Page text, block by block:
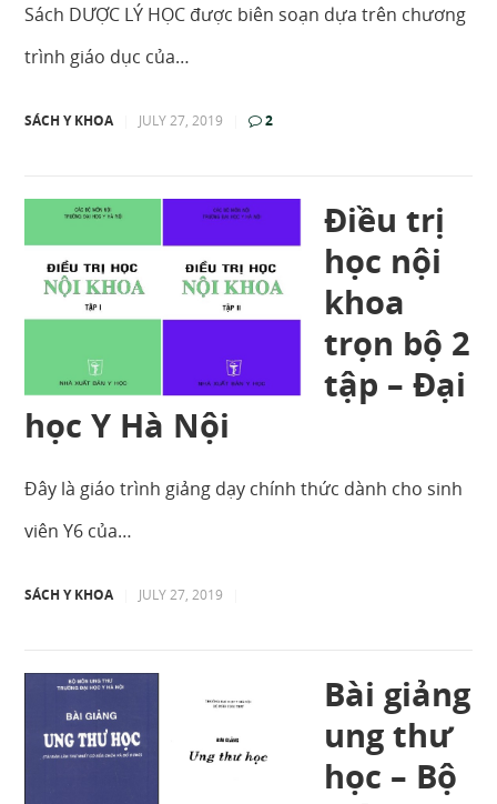
Sách DƯỢC LÝ HỌC được biên soạn dựa trên chương
trình giáo dục của…
SÁCH Y KHOA JULY 27, 2019 2
Điều trị
học nội
khoa
trọn bộ 2
tập – Đại
học Y Hà Nội
Đây là giáo trình giảng dạy chính thức dành cho sinh
viên Y6 của…
SÁCH Y KHOA JULY 27, 2019
Bài giảng
ung thư
học – Bộ